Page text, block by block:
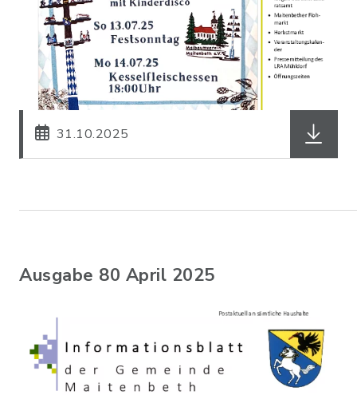
31.10.2025
Ausgabe 80 April 2025